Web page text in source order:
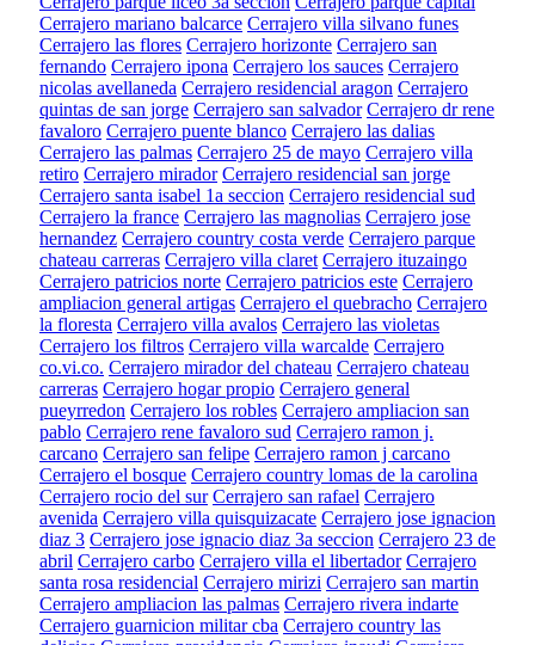
Cerrajero mariano balcarce Cerrajero villa silvano funes
Cerrajero las flores Cerrajero horizonte Cerrajero san
fernando Cerrajero ipona Cerrajero los sauces Cerrajero
nicolas avellaneda Cerrajero residencial aragon Cerrajero
quintas de san jorge Cerrajero san salvador Cerrajero dr rene
favaloro Cerrajero puente blanco Cerrajero las dalias
Cerrajero las palmas Cerrajero 25 de mayo Cerrajero villa
retiro Cerrajero mirador Cerrajero residencial san jorge
Cerrajero santa isabel 1a seccion Cerrajero residencial sud
Cerrajero la france Cerrajero las magnolias Cerrajero jose
hernandez Cerrajero country costa verde Cerrajero parque
chateau carreras Cerrajero villa claret Cerrajero ituzaingo
Cerrajero patricios norte Cerrajero patricios este Cerrajero
ampliacion general artigas Cerrajero el quebracho Cerrajero
la floresta Cerrajero villa avalos Cerrajero las violetas
Cerrajero los filtros Cerrajero villa warcalde Cerrajero
co.vi.co. Cerrajero mirador del chateau Cerrajero chateau
carreras Cerrajero hogar propio Cerrajero general
pueyrredon Cerrajero los robles Cerrajero ampliacion san
pablo Cerrajero rene favaloro sud Cerrajero ramon j.
carcano Cerrajero san felipe Cerrajero ramon j carcano
Cerrajero el bosque Cerrajero country lomas de la carolina
Cerrajero rocio del sur Cerrajero san rafael Cerrajero
avenida Cerrajero villa quisquizacate Cerrajero jose ignacion
diaz 3 Cerrajero jose ignacio diaz 3a seccion Cerrajero 23 de
abril Cerrajero carbo Cerrajero villa el libertador Cerrajero
santa rosa residencial Cerrajero mirizi Cerrajero san martin
Cerrajero ampliacion las palmas Cerrajero rivera indarte
Cerrajero guarnicion militar cba Cerrajero country las